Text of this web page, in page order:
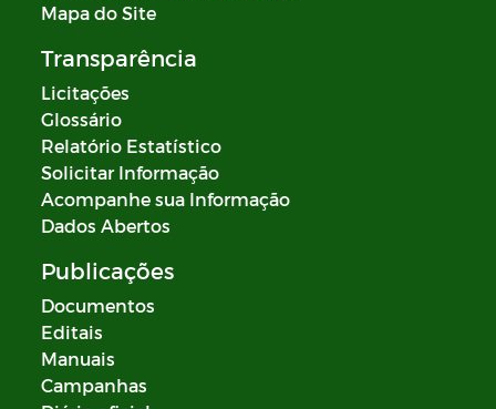
Mapa do Site
Transparência
Licitações
Glossário
Relatório Estatístico
Solicitar Informação
Acompanhe sua Informação
Dados Abertos
Publicações
Documentos
Editais
Manuais
Campanhas